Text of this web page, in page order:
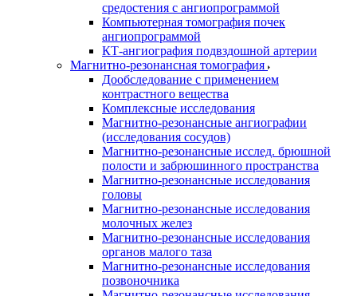
средостения с ангиопрограммой
Компьютерная томография почек
ангиопрограммой
КТ-ангиография подвздошной артерии
Магнитно-резонансная томография
Дообследование с применением
контрастного вещества
Комплексные исследования
Магнитно-резонансные ангиографии
(исследования сосудов)
Магнитно-резонансные исслед. брюшной
полости и забрюшинного пространства
Магнитно-резонансные исследования
головы
Магнитно-резонансные исследования
молочных желез
Магнитно-резонансные исследования
органов малого таза
Магнитно-резонансные исследования
позвоночника